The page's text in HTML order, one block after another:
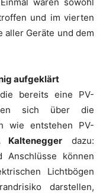
und im vierten
aller Geräte und dem
aufgeklärt
bereits eine PV-
sich über die
wie entstehen PV-
Kaltenegger dazu:
Anschlüsse können
Lichtbögen
darstellen,